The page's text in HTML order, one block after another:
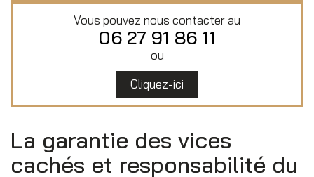
Vous pouvez nous contacter au
06 27 91 86 11
ou
Cliquez-ici
La garantie des vices
cachés et responsabilité du